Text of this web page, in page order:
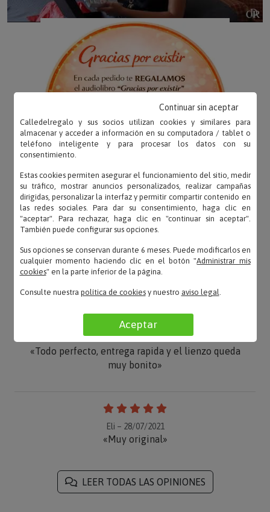
OPINIONES
Luz – 02/09/2021
«Todo perfecto, entrega rapida y el lienzo queda
muy bonito»
Eli – 28/07/2021
«Muy original»
LEER TODAS LAS OPINIONES
Calledelregalo y sus socios utilizan cookies y similares para
almacenar y acceder a información en su computadora / tablet o
teléfono inteligente y para procesar los datos con su
consentimiento.
Estas cookies permiten asegurar el funcionamiento del sitio, medir
su tráfico, mostrar anuncios personalizados, realizar campañas
dirigidas, personalizar la interfaz y permitir compartir contenido en
las redes sociales. Para dar su consentimiento, haga clic en
"aceptar". Para rechazar, haga clic en "continuar sin aceptar".
También puede configurar sus opciones.
Sus opciones se conservan durante 6 meses. Puede modificarlos en
cualquier momento haciendo clic en el botón "Administrar mis
cookies" en la parte inferior de la página.
Consulte nuestra política de cookiesy nuestro aviso legal.
Aceptar
Continuar sin aceptar